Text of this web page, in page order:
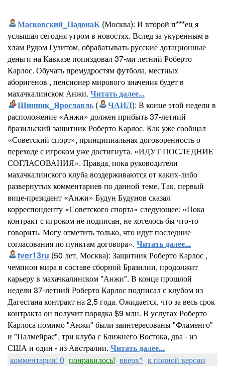
Масковский_ПадонаК (Москва): И второй п***ец я
услышал сегодня утром в новостях. Вслед за укуренным в
хлам Рудом Гулитом, обрабатывать русские дотационные
деньги на Кавказе попиздовал 37-ми летний Роберто
Карлос. Обучать премудростям футбола, местных
аборигенов , пенсионер мирового значения будет в
махачкалинском Анжи. Читать далее...
Шинник_Ярославль ( ЧАИЛ): В конце этой недели в
расположение «Анжи» должен прибыть 37-летний
бразильский защитник Роберто Карлос. Как уже сообщал
«Советский спорт», принципиальная договоренность о
переходе с игроком уже достигнута. «ИДУТ ПОСЛЕДНИЕ
СОГЛАСОВАНИЯ». Правда, пока руководители
махачкалинского клуба воздерживаются от каких-либо
развернутых комментариев по данной теме. Так, первый
вице-президент «Анжи» Будун Будунов сказал
корреспонденту «Советского спорта» следующее: «Пока
контракт с игроком не подписан, не хотелось бы что-то
говорить. Могу отметить только, что идут последние
согласования по пунктам договора». Читать далее...
tver13ru (50 лет, Москва): Защитник Роберто Карлос ,
чемпион мира в составе сборной Бразилии, продолжит
карьеру в махачкалинском "Анжи". В конце прошлой
недели 37-летний Роберто Карлос подписал с клубом из
Дагестана контракт на 2,5 года. Ожидается, что за весь срок
контракта он получит порядка $9 млн. В услугах Роберто
Карлоса помимо "Анжи" были заинтересованы "Фламенго"
и "Палмейрас", три клуба с Ближнего Востока, два - из
США и один - из Австралии. Читать далее...
комментарии: 0 понравилось! вверх^ к полной версии